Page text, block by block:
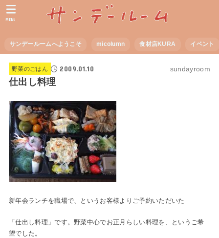
サンデールームへようこそ micolumn 食材店KURA イベント
MENU
野菜のごはん 2009.01.10 sundayroom
仕出し料理
新年会ランチを職場で、というお客様よりご予約いただいた
「仕出し料理」です。野菜中心でお正月らしい料理を、というご希
望でした。